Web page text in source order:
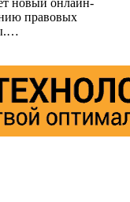
правовых
…